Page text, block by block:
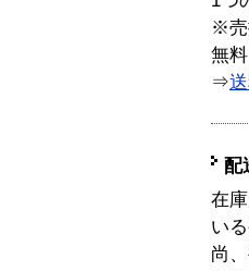
※売
無料
⇒
配
在
い
尚